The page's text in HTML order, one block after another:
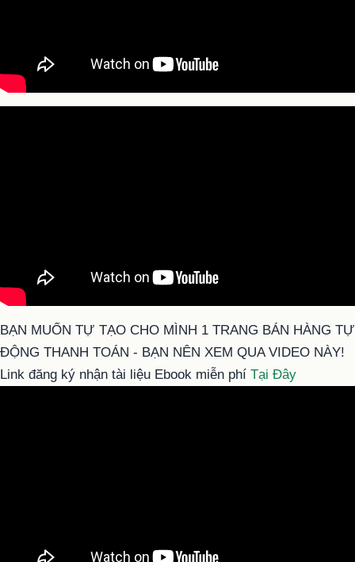
BẠN MUỐN TỰ TẠO CHO MÌNH 1 TRANG BÁN HÀNG TỰ
ĐỘNG THANH TOÁN - BẠN NÊN XEM QUA VIDEO NÀY!
Link đăng ký nhận tài liệu Ebook miễn phí Tại Đây